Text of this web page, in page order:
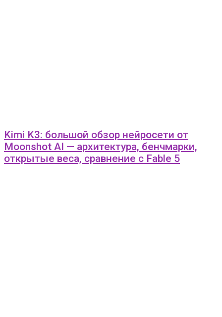
Kimi K3: большой обзор нейросети от
Moonshot AI — архитектура, бенчмарки,
открытые веса, сравнение с Fable 5